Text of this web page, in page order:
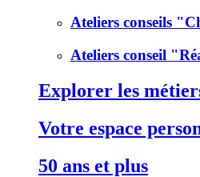
Ateliers conseils
Ateliers conseil
Explorer les
Votre espace
50 ans et plus